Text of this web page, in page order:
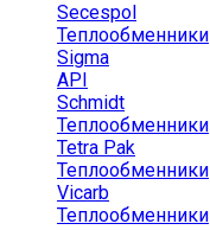
Secespol
Теплообменники
Sigma
API
Schmidt
Теплообменники
Tetra Pak
Теплообменники
Vicarb
Теплообменники